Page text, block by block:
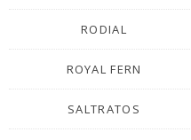
RODIAL
ROYAL FERN
SALTRATOS